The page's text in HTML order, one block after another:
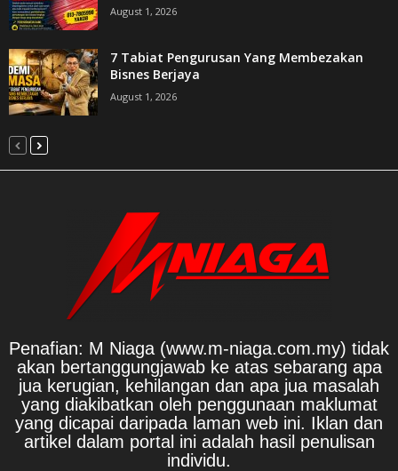
August 1, 2026
7 Tabiat Pengurusan Yang Membezakan
Bisnes Berjaya
August 1, 2026
Penafian: M Niaga (www.m-niaga.com.my) tidak
akan bertanggungjawab ke atas sebarang apa
jua kerugian, kehilangan dan apa jua masalah
yang diakibatkan oleh penggunaan maklumat
yang dicapai daripada laman web ini. Iklan dan
artikel dalam portal ini adalah hasil penulisan
individu.